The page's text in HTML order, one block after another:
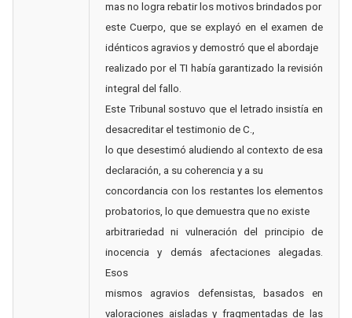
mas no logra rebatir los motivos brindados por
este Cuerpo, que se explayó en el examen de
idénticos agravios y demostró que el abordaje
realizado por el TI había garantizado la revisión
integral del fallo.
Este Tribunal sostuvo que el letrado insistía en
desacreditar el testimonio de C.,
lo que desestimó aludiendo al contexto de esa
declaración, a su coherencia y a su
concordancia con los restantes los elementos
probatorios, lo que demuestra que no existe
arbitrariedad ni vulneración del principio de
inocencia y demás afectaciones alegadas.
Esos
mismos agravios defensistas, basados en
valoraciones aisladas y fragmentadas de las